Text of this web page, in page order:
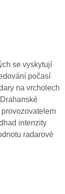
se vyskytují
počasí
na vrcholech
intenzity
radarové